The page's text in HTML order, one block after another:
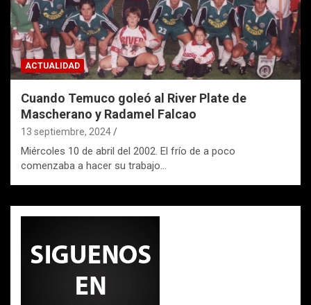
ACTUALIDAD
Cuando Temuco goleó al River Plate de
Mascherano y Radamel Falcao
13 septiembre, 2024
Miércoles 10 de abril del 2002. El frío de a poco
comenzaba a hacer su trabajo…